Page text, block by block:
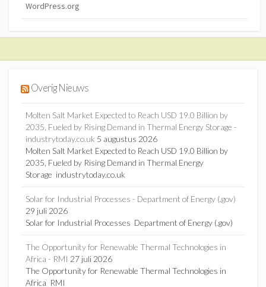
WordPress.org
Overig Nieuws
Molten Salt Market Expected to Reach USD 19.0 Billion by
2035, Fueled by Rising Demand in Thermal Energy Storage -
industrytoday.co.uk 5 augustus 2026
Molten Salt Market Expected to Reach USD 19.0 Billion by
2035, Fueled by Rising Demand in Thermal Energy
Storage industrytoday.co.uk
Solar for Industrial Processes - Department of Energy (.gov)
29 juli 2026
Solar for Industrial Processes Department of Energy (.gov)
The Opportunity for Renewable Thermal Technologies in
Africa - RMI 27 juli 2026
The Opportunity for Renewable Thermal Technologies in
Africa RMI